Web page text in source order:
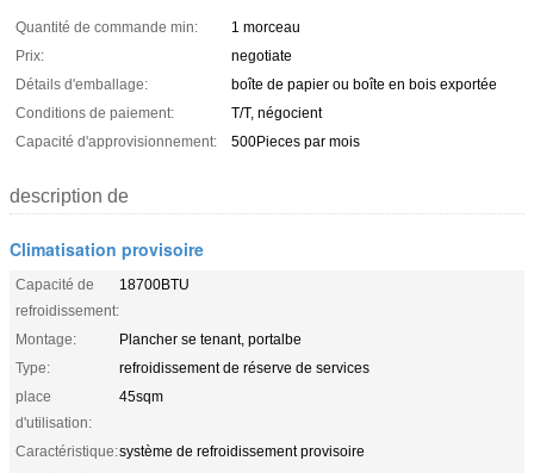
Quantité de commande min:
1 morceau
Prix:
negotiate
Détails d'emballage:
boîte de papier ou boîte en bois exportée
Conditions de paiement:
T/T, négocient
Capacité d'approvisionnement:
500Pieces par mois
description de
Climatisation provisoire
Capacité de
refroidissement:
18700BTU
Montage:
Plancher se tenant, portalbe
Type:
refroidissement de réserve de services
place
d'utilisation:
45sqm
Caractéristique:système de refroidissement provisoire